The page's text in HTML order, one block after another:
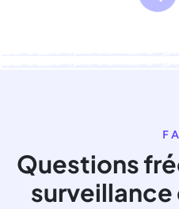
Questions
surveillance